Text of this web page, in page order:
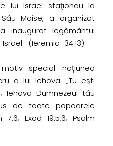
lui Israel staţionau la
Moise, a organizat
inaugurat legământul
(Ieremia 34:13)
special: naţiunea
a lui Iehova: „Tu eşti
Iehova Dumnezeul tău
de toate popoarele
Exod 19:5,6; Psalm